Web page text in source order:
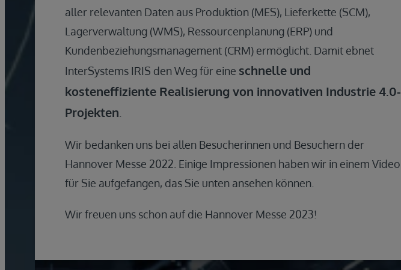
aller relevanten Daten aus Produktion (MES), Lieferkette (SCM),
Lagerverwaltung (WMS), Ressourcenplanung (ERP) und
Kundenbeziehungsmanagement (CRM) ermöglicht. Damit ebnet
InterSystems IRIS den Weg für eine schnelle und
kosteneffiziente Realisierung von innovativen Industrie 4.0-
Projekten
Wir bedanken uns bei allen Besucherinnen und Besuchern der
Hannover Messe 2022. Einige Impressionen haben wir in einem Video
für Sie aufgefangen, das Sie unten ansehen können.
Wir freuen uns schon auf die Hannover Messe 2023!